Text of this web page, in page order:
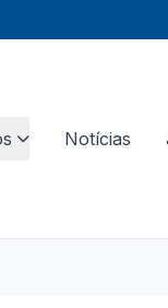
Notícias